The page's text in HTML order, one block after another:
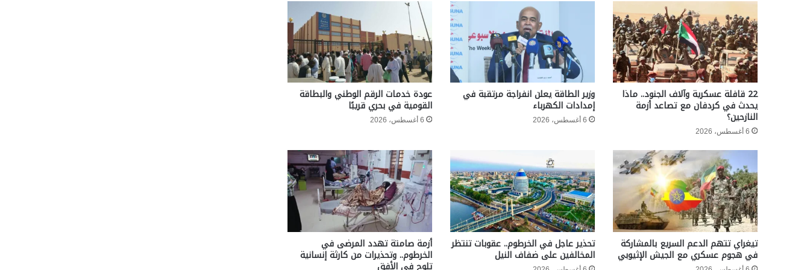
22 قافلة عسكرية وآلاف الجنود.. ماذا
يحدث في كردفان مع تصاعد أزمة
النازحين؟
6 أغسطس، 2026
وزير الطاقة يعلن انفراجة مرتقبة في
إمدادات الكهرباء
6 أغسطس، 2026
عودة خدمات الرقم الوطني والبطاقة
القومية في بحري قريبًا
6 أغسطس، 2026
تيغراي تتهم الدعم السريع بالمشاركة
في هجوم عسكري مع الجيش الإثيوبي
تحذير عاجل في الخرطوم.. عقوبات تنتظر
المخالفين على ضفاف النيل
أزمة صامتة تهدد المرضى في
الخرطوم.. وتحذيرات من كارثة إنسانية
تلوح في الأفق